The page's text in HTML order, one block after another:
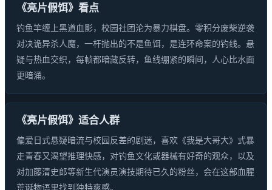
《亮片假饵》看点
钓鱼竿缠上黑道血影，校园社团沦为暴力棋盘。零积分废柴逆袭
对决诡异杀人魔，一杆抛出的不是鱼饵，是连环命案的钓线。悬
疑与热血交织，每帧都暗藏反转，鱼线绷紧的瞬间，人心比水面
更暗涌。
《亮片假饵》适合人群
偏爱日式悬疑暗流与校园反差的剧迷，喜欢《我是大哥大》式暴
走青春又渴望推理快感，对钓鱼文化或器械有好奇的观众，以及
对加藤清史郎等新生代演员演技期待已久的粉丝，会在这部血腥
荒诞物语里找到独特爽感。